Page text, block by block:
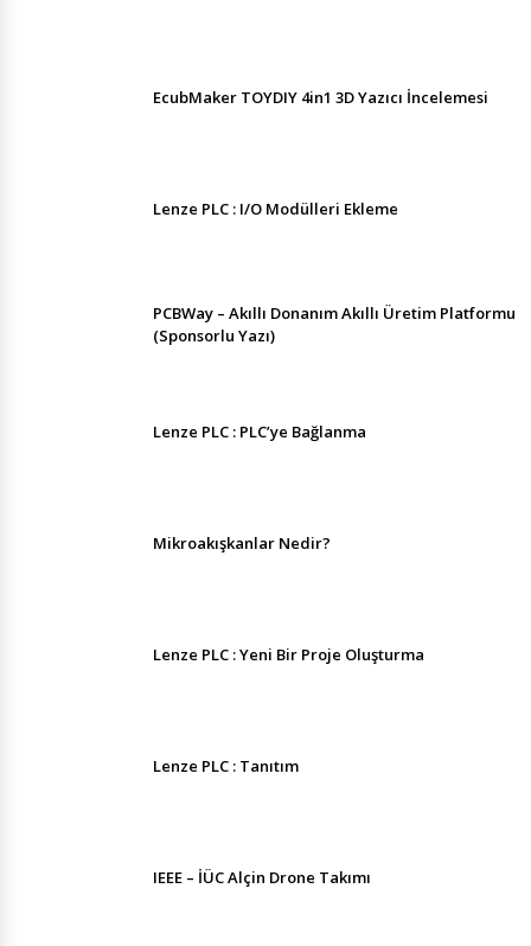
EcubMaker TOYDIY 4in1 3D Yazıcı İncelemesi
Lenze PLC : I/O Modülleri Ekleme
PCBWay – Akıllı Donanım Akıllı Üretim Platformu
(Sponsorlu Yazı)
Lenze PLC : PLC’ye Bağlanma
Mikroakışkanlar Nedir?
Lenze PLC : Yeni Bir Proje Oluşturma
Lenze PLC : Tanıtım
IEEE – İÜC Alçin Drone Takımı